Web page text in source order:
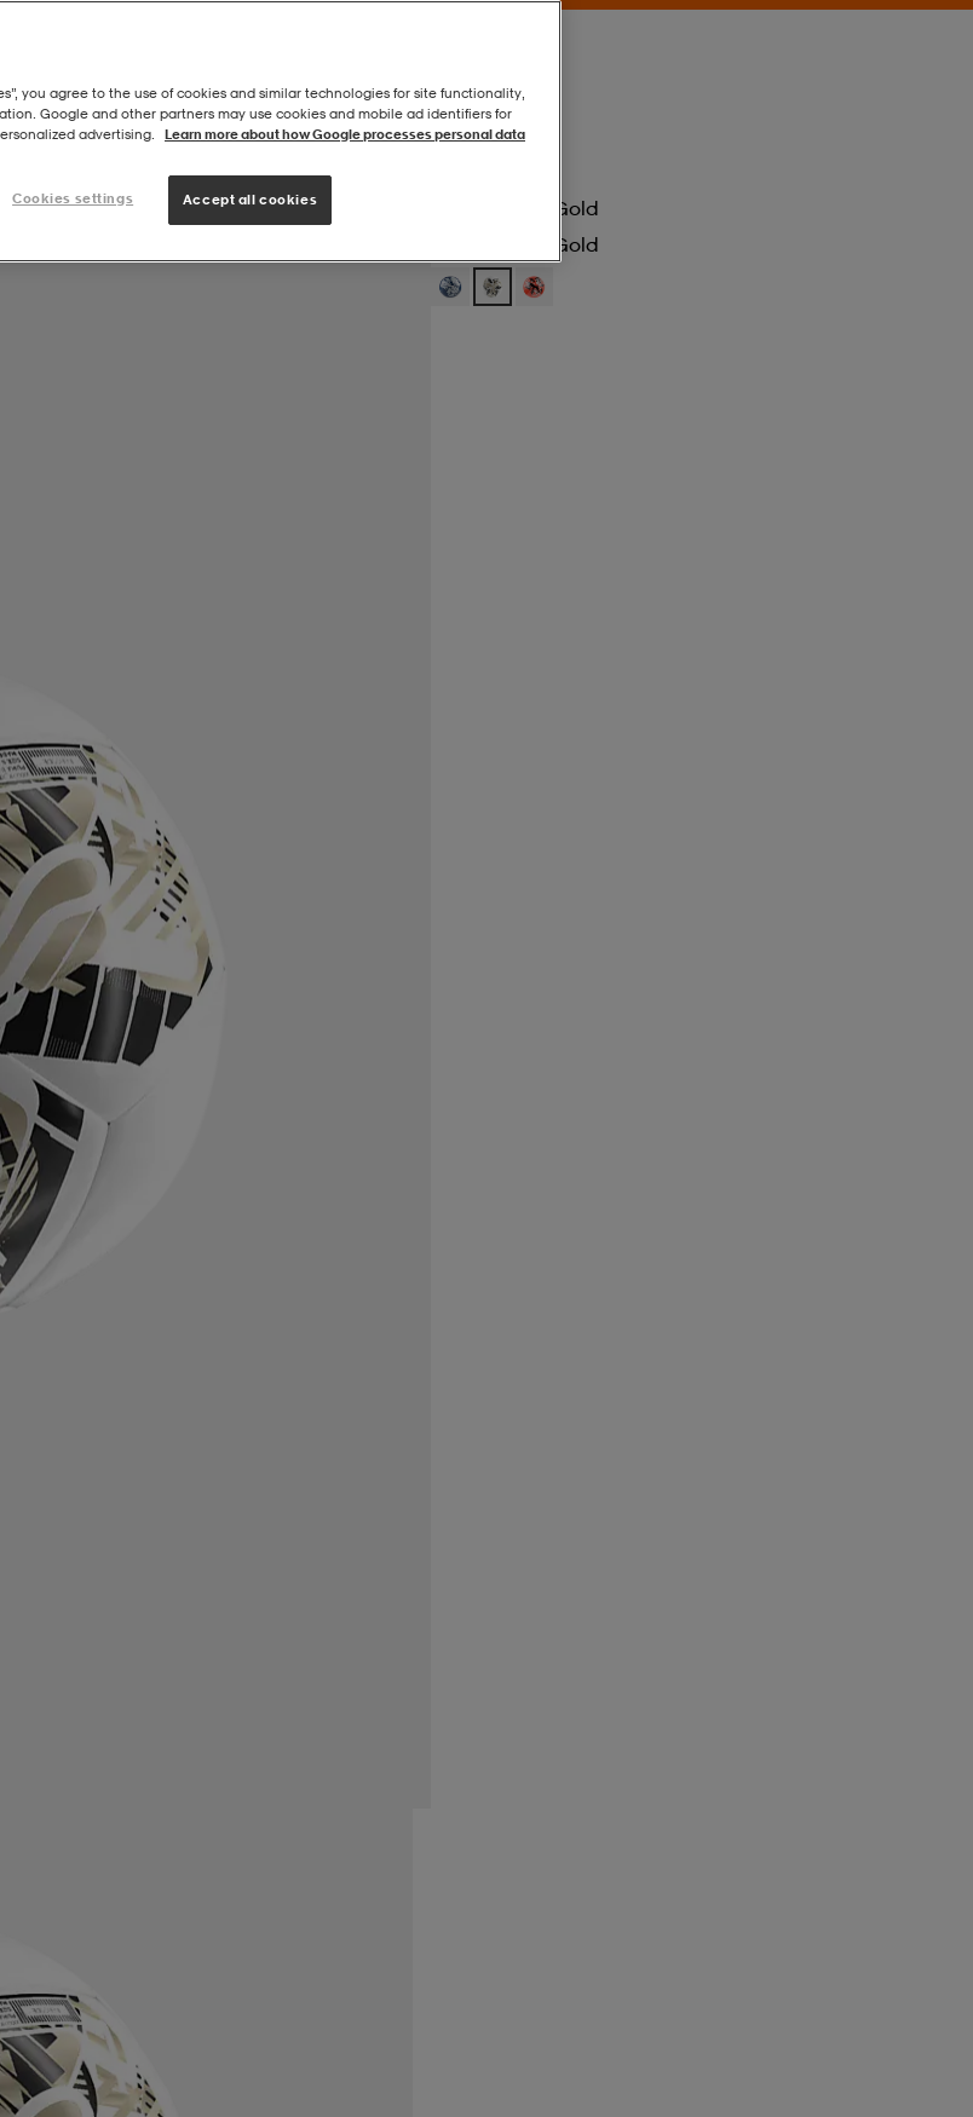
Puma White-Gold
Puma White-Gold
you agree to the use of cookies and similar technologies for site functionality,
Google and other partners may use cookies and mobile ad identifiers for
advertising.
Learn more about how Google processes personal data
Cookies settings Accept all cookies